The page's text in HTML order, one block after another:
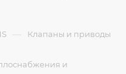
— Клапаны и приводы
и